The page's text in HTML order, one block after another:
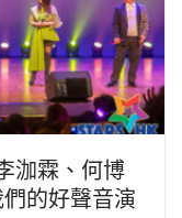
泇霖、何博
的好聲音演